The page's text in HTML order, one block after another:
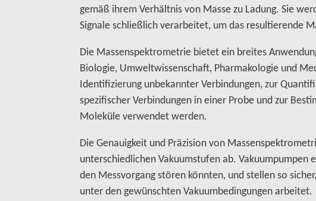
gemäß ihrem Verhältnis von Masse zu Ladung. Sie
Signale schließlich verarbeitet, um das resultierende
Die Massenspektrometrie bietet ein breites
Biologie, Umweltwissenschaft, Pharmakologie und
Identifizierung unbekannter Verbindungen, zur
spezifischer Verbindungen in einer Probe und zur
Moleküle verwendet werden.
Die Genauigkeit und Präzision von
unterschiedlichen Vakuumstufen ab. Vakuumpumpen
den Messvorgang stören könnten, und stellen so
unter den gewünschten Vakuumbedingungen arbeitet.